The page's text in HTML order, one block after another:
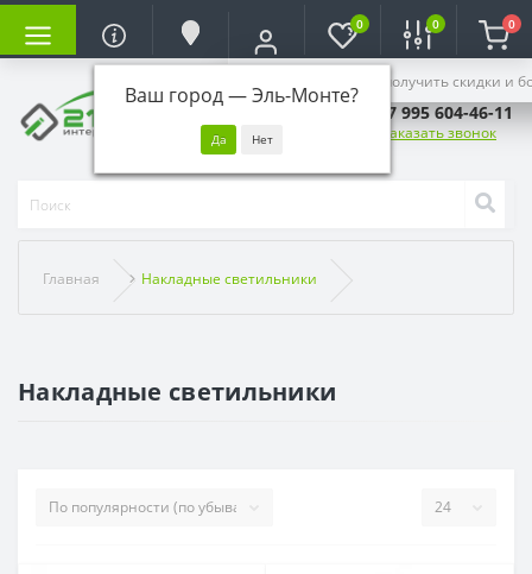
Ваш город —Эль-Монте?
Войдите, чтобы получить скидки и
0 0 0
+7 995 604-46-11
Заказать звонок
Главная Накладные светильники
Накладные светильники